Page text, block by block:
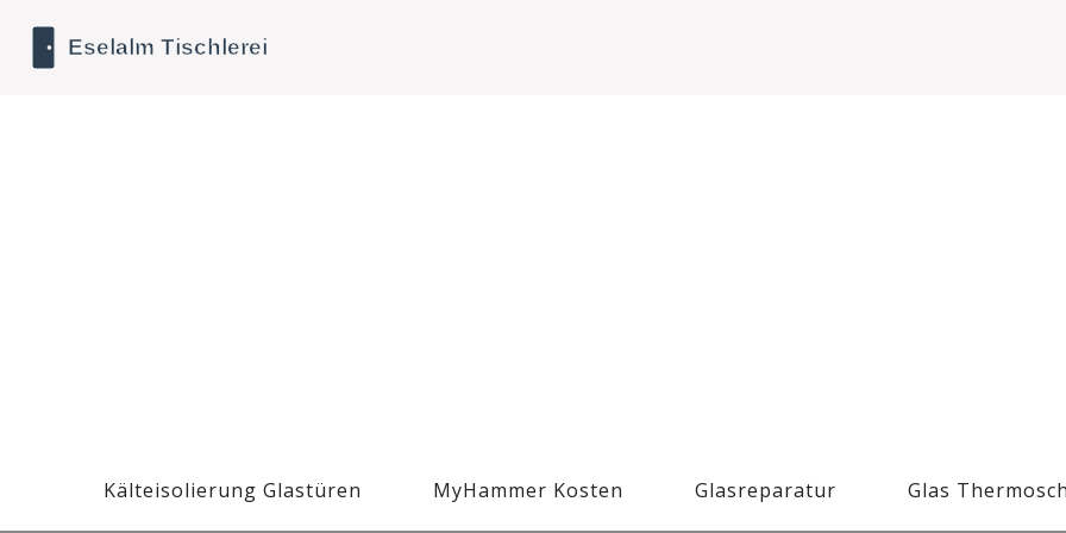
Kälteisolierung Glastüren MyHammer Kosten Glasreparatur Glas